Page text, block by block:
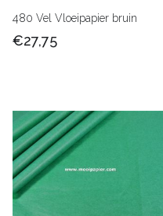
480 Vel Vloeipapier bruin
€27,75